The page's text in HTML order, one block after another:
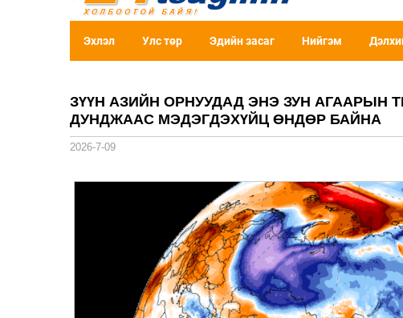
Эхлэл Улс төр Эдийн засаг Нийгэм
ЗҮҮН АЗИЙН ОРНУУДАД ЭНЭ ЗУН АГААРЫН
ДУНДЖААС МЭДЭГДЭХҮЙЦ ӨНДӨР БАЙНА
2026-7-09